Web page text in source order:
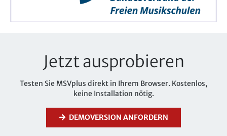
Jetzt ausprobieren
Testen Sie MSVplus direkt in Ihrem Browser. Kostenlos,
keine Installation nötig.
DEMOVERSION ANFORDERN